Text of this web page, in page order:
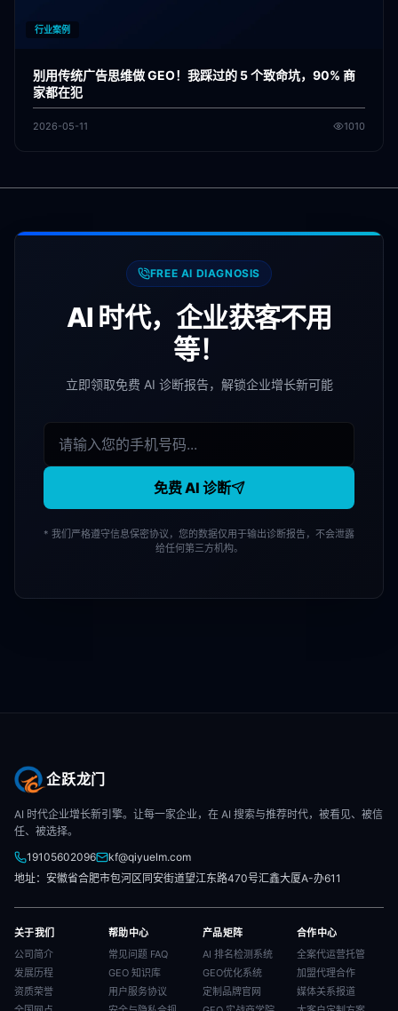
行业案例
别用传统广告思维做 GEO！我踩过的 5 个致命坑，90% 商
家都在犯
2026-05-11 1010
FREE AI DIAGNOSIS
AI 时代，企业获客不用
等！
立即领取免费 AI 诊断报告，解锁企业增长新可能
免费 AI 诊断
* 我们严格遵守信息保密协议，您的数据仅用于输出诊断报告，不会泄露
给任何第三方机构。
企跃龙门
AI 时代企业增长新引擎。让每一家企业，在 AI 搜索与推荐时代，被看见、被信
任、被选择。
19105602096
kf@qiyuelm.com
地址：安徽省合肥市包河区同安街道望江东路470号汇鑫大厦A-办611
关于我们
公司简介
发展历程
资质荣誉
帮助中心
常见问题 FAQ
GEO 知识库
用户服务协议
产品矩阵
AI 排名检测系统
GEO优化系统
定制品牌官网
合作中心
全案代运营托管
加盟代理合作
媒体关系报道